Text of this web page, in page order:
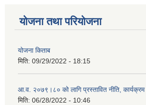
योजना तथा परियोजना
योजना किताब
मिति: 09/29/2022 - 18:15
आ.व. २०७९।८० को लागि प्रस्तावित नीति,
मिति: 06/28/2022 - 10:46